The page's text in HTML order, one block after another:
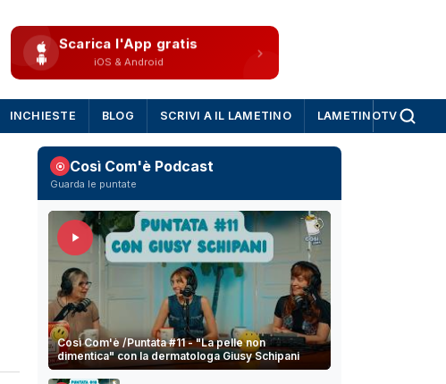
Scarica l'App gratis
iOS & Android
INCHIESTE BLOG SCRIVI A IL LAMETINO LAMETINOTV
Così Com'è Podcast
Guarda le puntate
Così Com'è /Puntata #11 - "La pelle non
dimentica" con la dermatologa Giusy Schipani